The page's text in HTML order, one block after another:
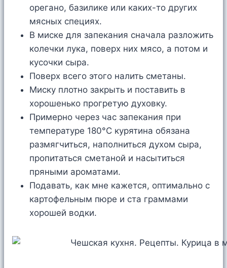
орегано, базилике или каких-то других
мясных специях.
В миске для запекания сначала разложить
колечки лука, поверх них мясо, а потом и
кусочки сыра.
Поверх всего этого налить сметаны.
Миску плотно закрыть и поставить в
хорошенько прогретую духовку.
Примерно через час запекания при
температуре 180°C курятина обязана
размягчиться, наполниться духом сыра,
пропитаться сметаной и насытиться
пряными ароматами.
Подавать, как мне кажется, оптимально с
картофельным пюре и ста граммами
хорошей водки.